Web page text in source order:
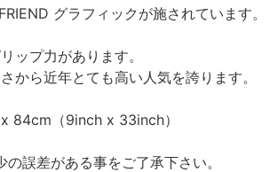
グラフィックが施されています。
ップ力があります。
から近年とても高い人気を誇ります。
84cm（9inch x 33inch）
誤差がある事をご了承下さい。